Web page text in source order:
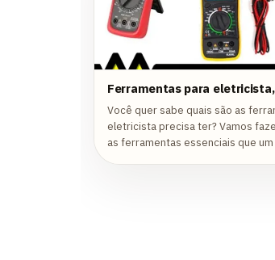
Ferramentas para eletricista,
Você quer sabe quais são as
eletricista precisa ter? Vamos
as ferramentas essenciais que